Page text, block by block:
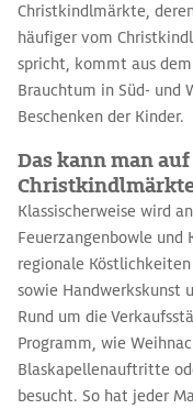
Christkindlmärkte,
häufiger vom
spricht, kommt aus
Brauchtum in Süd- und
Beschenken der Kinder.
Das kann man
Klassischerweise wird
Feuerzangenbowle und
regionale
sowie Handwerkskunst
Rund um die
Programm, wie
Blaskapellenauftritte
besucht. So hat jeder